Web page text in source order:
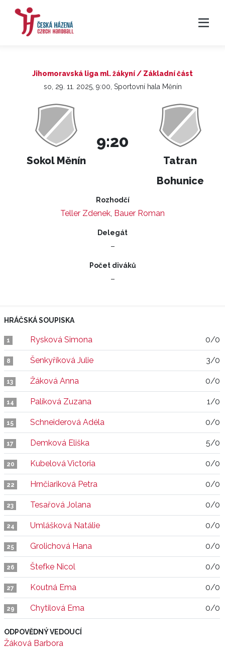
Jihomoravská liga ml. žákyní / Základní část
so, 29. 11. 2025, 9:00, Sportovní hala Měnín
Sokol Měnín
9:20
Tatran
Bohunice
Rozhodčí
Teller Zdenek, Bauer Roman
Delegát
–
Počet diváků
–
HRÁČSKÁ SOUPISKA
1 Rysková Simona 0/0
8 Šenkyříková Julie 3/0
13 Žáková Anna 0/0
14 Palíková Zuzana 1/0
15 Schneiderová Adéla 0/0
17 Demková Eliška 5/0
20 Kubelová Victoria 0/0
22 Hrnčiariková Petra 0/0
23 Tesařová Jolana 0/0
24 Umlášková Natálie 0/0
25 Grolichová Hana 0/0
26 Štefke Nicol 0/0
27 Koutná Ema 0/0
29 Chytilová Ema 0/0
ODPOVĚDNÝ VEDOUCÍ
Žáková Barbora